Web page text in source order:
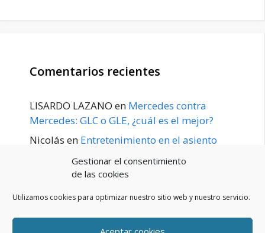
Gestionar el consentimiento
de las cookies
Utilizamos cookies para optimizar nuestro sitio web y nuestro servicio.
Comentarios recientes
LISARDO LAZANO en Mercedes contra
Mercedes: GLC o GLE, ¿cuál es el mejor?
Nicolás en Entretenimiento en el asiento
trasero para el GLE / GLS disponible a
principios de 2020